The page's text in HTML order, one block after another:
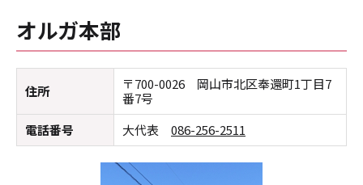
オルガ本部
住所
〒700-0026 岡山市北区奉還町1丁目7
番7号
電話番号
大代表 086-256-2511